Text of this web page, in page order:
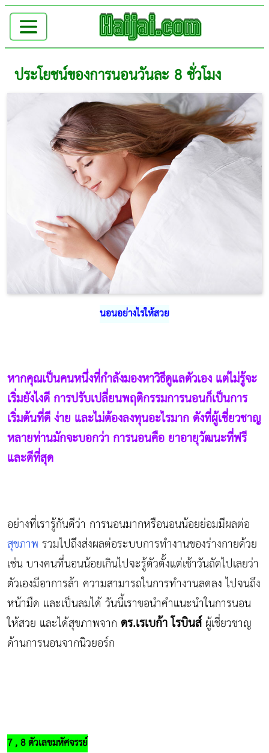
ประโยชน์ของการนอนวันละ 8 ชั่วโมง
นอนอย่างไรให้สวย
หากคุณเป็นคนหนึ่งที่กำลังมองหาวิธีดูแลตัวเอง แต่ไม่รู้จะ
เริ่มยังไงดี การปรับเปลี่ยนพฤติกรรมการนอนก็เป็นการ
เริ่มต้นที่ดี ง่าย และไม่ต้องลงทุนอะไรมาก ดังที่ผู้เชี่ยวชาญ
หลายท่านมักจะบอกว่า การนอนคือ ยาอายุวัฒนะที่ฟรี
และดีที่สุด
อย่างที่เรารู้กันดีว่า การนอนมากหรือนอนน้อยย่อมมีผลต่อ
สุขภาพ รวมไปถึงส่งผลต่อระบบการทำงานของร่างกายด้วย
เช่น บางคนที่นอนน้อยเกินไปจะรู้ตัวตั้งแต่เช้าวันถัดไปเลยว่า
ตัวเองมีอาการล้า ความสามารถในการทำงานลดลง ไปจนถึง
หน้ามืด และเป็นลมได้ วันนี้เราขอนำคำแนะนำในการนอน
ให้สวย และได้สุขภาพจาก ดร.เรเบก้า โรบินส์ผู้เชี่ยวชาญ
ด้านการนอนจากนิวยอร์ก
7 , 8 ตัวเลขมหัศจรรย์